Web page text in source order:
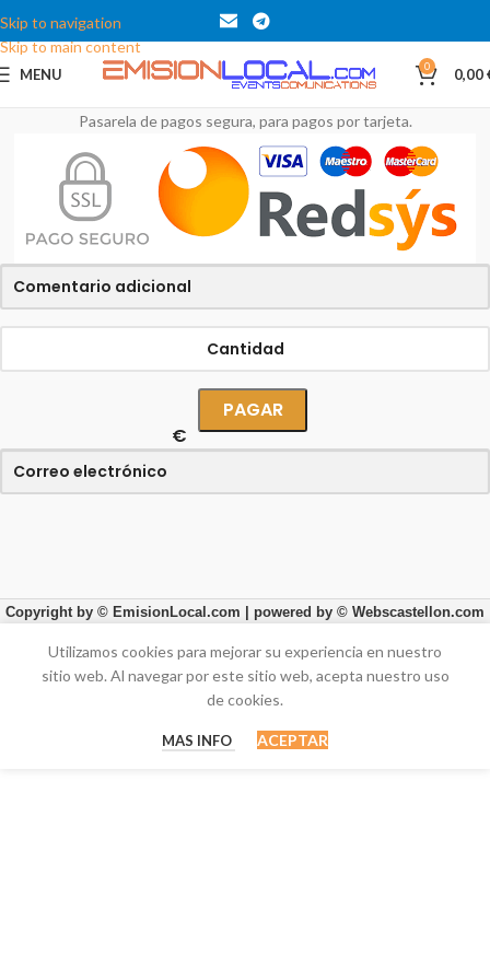
Skip to navigation
Skip to main content
MENU 0 0,00
Pasarela de pagos segura, para pagos por tarjeta.
€
Copyright by © EmisionLocal.com | powered by © Webscastellon.com
Utilizamos cookies para mejorar su experiencia en nuestro
sitio web. Al navegar por este sitio web, acepta nuestro uso
de cookies.
MAS INFO ACEPTAR